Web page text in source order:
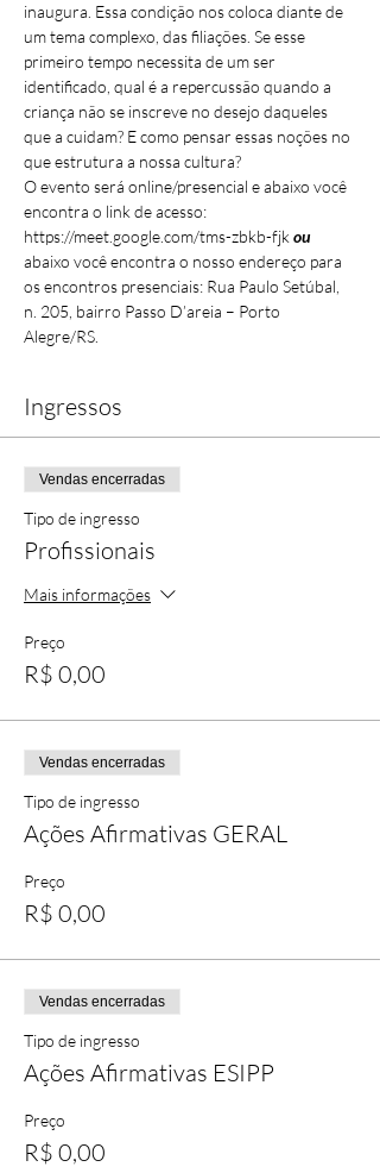
inaugura. Essa condição nos coloca diante de
um tema complexo, das filiações. Se esse
primeiro tempo necessita de um ser
identificado, qual é a repercussão quando a
criança não se inscreve no desejo daqueles
que a cuidam? E como pensar essas noções no
que estrutura a nossa cultura?
O evento será online/presencial e abaixo você
encontra o link de acesso:
https://meet.google.com/tms-zbkb-fjk ou
abaixo você encontra o nosso endereço para
os encontros presenciais: Rua Paulo Setúbal,
n. 205, bairro Passo D’areia – Porto
Alegre/RS.
Ingressos
Vendas encerradas
Tipo de ingresso
Profissionais
Mais informações
Preço
R$ 0,00
Vendas encerradas
Tipo de ingresso
Ações Afirmativas GERAL
Preço
R$ 0,00
Vendas encerradas
Tipo de ingresso
Ações Afirmativas ESIPP
Preço
R$ 0,00